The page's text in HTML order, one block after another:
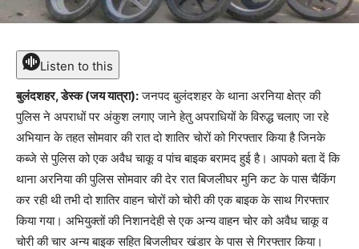
Listen to this
बुलंदशहर, डेस्क (जय यात्रा):जनपद बुलंदशहर के थाना अरनिया क्षेत्र की
पुलिस ने अपराधों पर अंकुश लगाए जाने हेतु अपराधियों के विरुद्ध चलाए जा रहे
अभियान के तहत सोमवार की रात दो शातिर चोरों को गिरफ्तार किया है जिनके
कब्जे से पुलिस को एक अवैध चाकू व पांच बाइक बरामद हुई है। आपको बता दें कि
थाना अरनिया की पुलिस सोमवार की देर रात बिजलीघर मुनि कट के पास चैकिंग
कर रही थी तभी दो शातिर वाहन चोरों को चोरी की एक बाइक के साथ गिरफ्तार
किया गया। अभियुक्तों की निशानदेही से एक अन्य वाहन चोर को अवैध चाकू व
चोरी की चार अन्य बाइक सहित बिजलीघर खंडार के पास से गिरफ्तार किया।